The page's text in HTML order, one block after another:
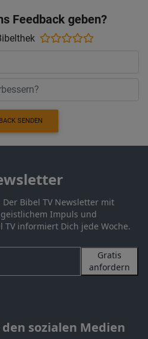
Feedback geben?
SENDEN
Bibel TV Newsletter mit
Impuls und
informiert Dich jede Woche.
Gratis
anfordern
sozialen Medien